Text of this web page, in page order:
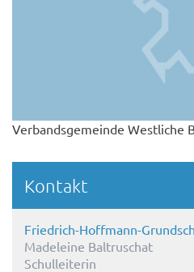
Verbandsgemeinde Westliche
Kontakt
Friedrich-Hoffmann-
Madeleine Baltruschat
Schulleiterin